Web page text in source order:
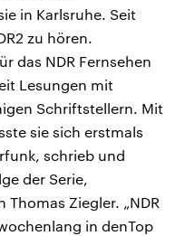
in Karlsruhe. Seit
zu hören.
das NDR Fernsehen
Lesungen mit
Schriftstellern. Mit
sie sich erstmals
schrieb und
der Serie,
Ziegler. „NDR
in denTop